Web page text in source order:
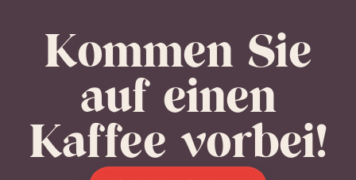
Kommen Sie
auf einen
Kaffee vorbei!